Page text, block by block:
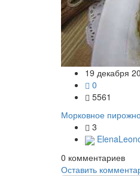
19 декабря
0
5561
Морковное
3
0 комментариев
Оставить